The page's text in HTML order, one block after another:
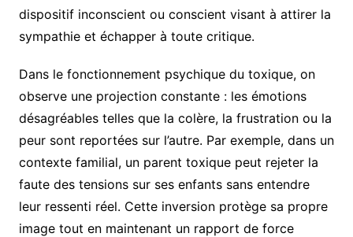
dispositif inconscient ou conscient visant à attirer la
sympathie et échapper à toute critique.
Dans le fonctionnement psychique du toxique, on
observe une projection constante : les émotions
désagréables telles que la colère, la frustration ou la
peur sont reportées sur l’autre. Par exemple, dans un
contexte familial, un parent toxique peut rejeter la
faute des tensions sur ses enfants sans entendre
leur ressenti réel. Cette inversion protège sa propre
image tout en maintenant un rapport de force